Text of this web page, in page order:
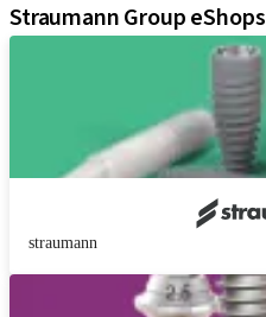
Straumann Group eShops
straumann